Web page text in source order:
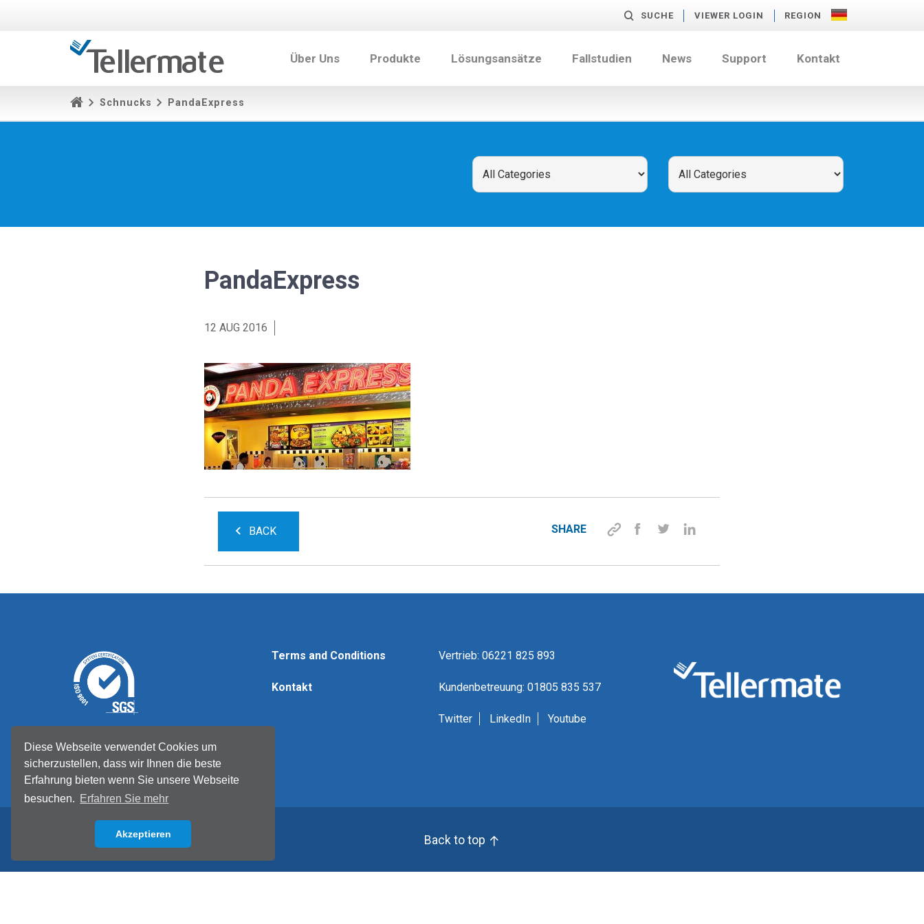
Diese Webseite verwendet Cookies um
sicherzustellen, dass wir Ihnen die beste
Erfahrung bieten wenn Sie unsere Webseite
besuchen. Erfahren Sie mehr
Akzeptieren
SUCHE VIEWER LOGIN REGION
Über Uns Produkte Lösungsansätze Fallstudien News Support Kontakt
Schnucks PandaExpress
PandaExpress
12 AUG 2016
BACK SHARE
© Tellermate 2026
Terms and Conditions
Kontakt
Vertrieb: 06221 825 893
Kundenbetreuung: 01805 835 537
Twitter LinkedIn Youtube
Back to top